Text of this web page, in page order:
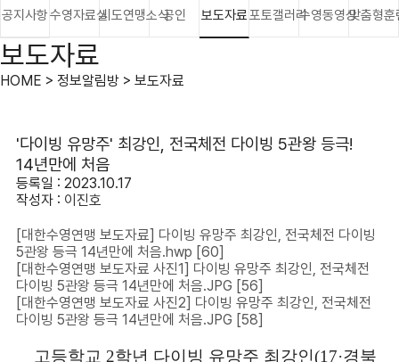
공지사항수영자료실시도연맹소식공인 보도자료포토갤러리수영동영상맞춤형훈
보도자료
HOME > 정보알림방 > 보도자료
'다이빙 유망주' 최강인, 전국체전 다이빙 5관왕 등극!
14년만에 처음
등록일 : 2023.10.17
작성자 : 이진호
[대한수영연맹 보도자료] 다이빙 유망주 최강인, 전국체전 다이빙
5관왕 등극 14년만에 처음.hwp [60]
[대한수영연맹 보도자료 사진1] 다이빙 유망주 최강인, 전국체전
다이빙 5관왕 등극 14년만에 처음.JPG [56]
[대한수영연맹 보도자료 사진2] 다이빙 유망주 최강인, 전국체전
다이빙 5관왕 등극 14년만에 처음.JPG [58]
고등학교 2학년 다이빙 유망주 최강인(17·경북